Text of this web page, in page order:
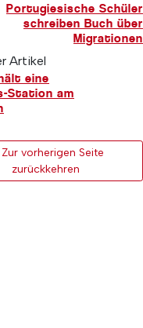
Portugiesische Schüler
schreiben Buch über
Migrationen
Artikel
eine
Station am
vorherigen Seite
zurückkehren